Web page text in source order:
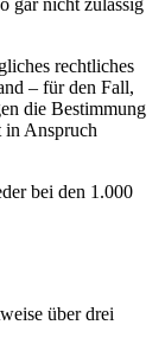
rechtliches
– für den Fall,
die Bestimmung
in Anspruch
bei den 1.000
über drei